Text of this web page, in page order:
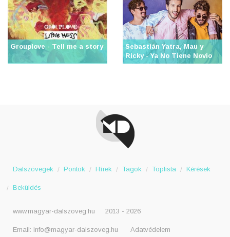
Grouplove - Tell me a story
Sebastián Yatra, Mau y
Ricky - Ya No Tiene Novio
Dalszövegek Pontok Hírek Tagok Toplista Kérések
Beküldés
www.magyar-dalszoveg.hu 2013 - 2026
Email: info@magyar-dalszoveg.hu Adatvédelem